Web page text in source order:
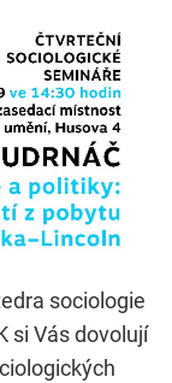
sociologie
si Vás dovolují